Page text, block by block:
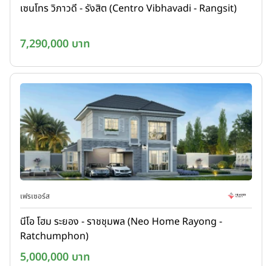
เซนโทร วิภาวดี - รังสิต (Centro Vibhavadi - Rangsit)
7,290,000 บาท
เฟรเซอร์ส
นีโอ โฮม ระยอง - ราชชุมพล (Neo Home Rayong -
Ratchumphon)
5,000,000 บาท